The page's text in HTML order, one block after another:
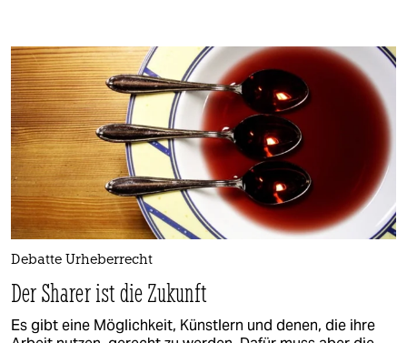
Debatte Urheberrecht
Der Sharer ist die Zukunft
Es gibt eine Möglichkeit, Künstlern und denen, die ihre